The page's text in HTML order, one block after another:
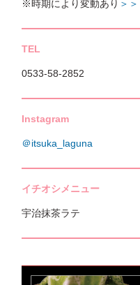
※時期により変動あり ＞
TEL
0533-58-2852
Instagram
＠itsuka_laguna
イチオシメニュー
宇治抹茶ラテ